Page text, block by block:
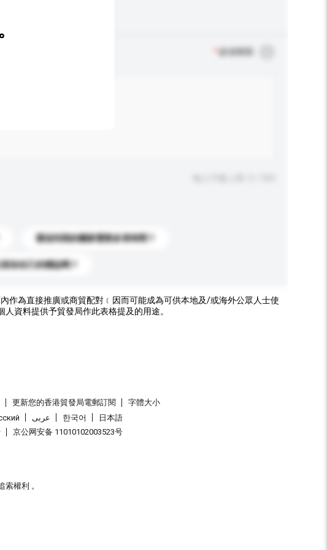
運送到我的國家需要多長時間？
加自己的標誌嗎？
作為直接推廣或商貿配對﹝因而可能成為可供本地及/或海外公眾人士使
資料提供予貿發局作此表格提及的用途。
更新您的香港貿發局電郵訂閱
字體大小
عربى 한국어
日本語
京公网安备 11010102003523号
權利 。